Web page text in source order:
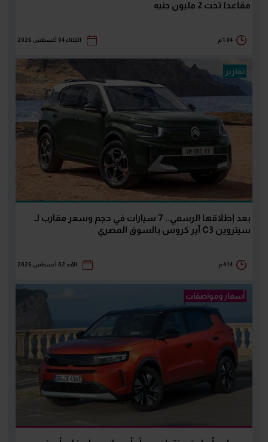
مقاعد) تحت 2 مليون جنيه
1:04 م الثلاثاء 04 أغسطس 2026
تقارير
بعد إطلاقها الرسمي.. 7 سيارات في حجم وسعر مقارب لـ
سيتروين C3 آير كروس بالسوق المصري
4:14 م الأحد 02 أغسطس 2026
أسعار ومواصفات